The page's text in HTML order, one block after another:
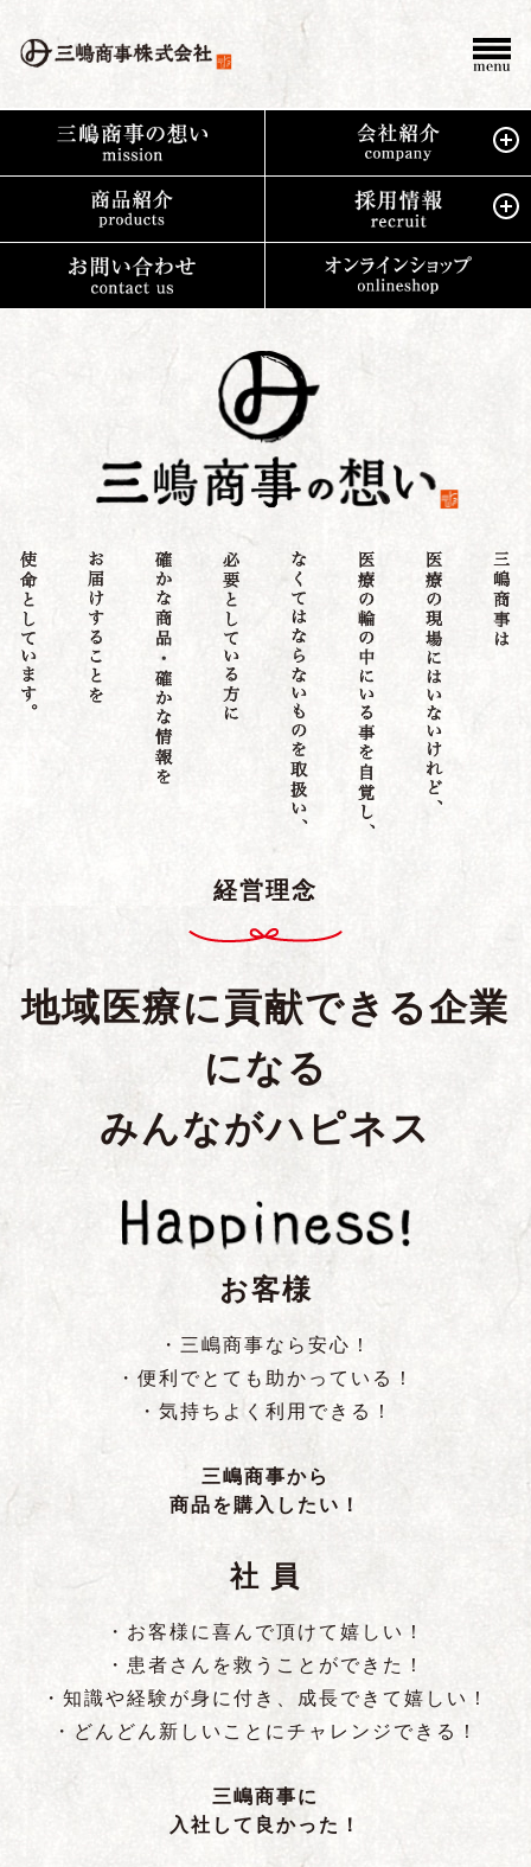
経営理念
地域医療に貢献できる企業
になる
みんながハピネス
お客様
・三嶋商事なら安心！
・便利でとても助かっている！
・気持ちよく利用できる！
三嶋商事から
商品を購入したい！
社 員
・お客様に喜んで頂けて嬉しい！
・患者さんを救うことができた！
・知識や経験が身に付き、成長できて嬉しい！
・どんどん新しいことにチャレンジできる！
三嶋商事に
入社して良かった！